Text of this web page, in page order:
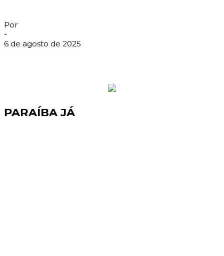
Por
-
6 de agosto de 2025
PARAÍBA JÁ